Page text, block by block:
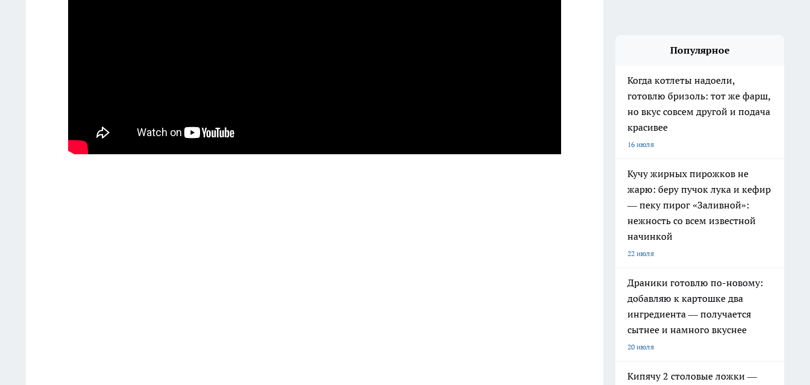
Популярное
Когда котлеты надоели,
готовлю бризоль: тот же фарш,
но вкус совсем другой и подача
красивее
16 июля
Кучу жирных пирожков не
жарю: беру пучок лука и кефир
— пеку пирог «Заливной»:
нежность со всем известной
начинкой
22 июля
Драники готовлю по-новому:
добавляю к картошке два
ингредиента — получается
сытнее и намного вкуснее
20 июля
Кипячу 2 столовые ложки —